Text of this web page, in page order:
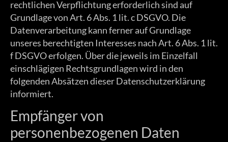
rechtlichen Verpflichtung erforderlich sind auf
Grundlage von Art. 6 Abs. 1 lit. c DSGVO. Die
Datenverarbeitung kann ferner auf Grundlage
unseres berechtigten Interesses nach Art. 6 Abs. 1 lit.
f DSGVO erfolgen. Über die jeweils im Einzelfall
einschlägigen Rechtsgrundlagen wird in den
folgenden Absätzen dieser Datenschutzerklärung
informiert.
Empfänger von
personenbezogenen Daten